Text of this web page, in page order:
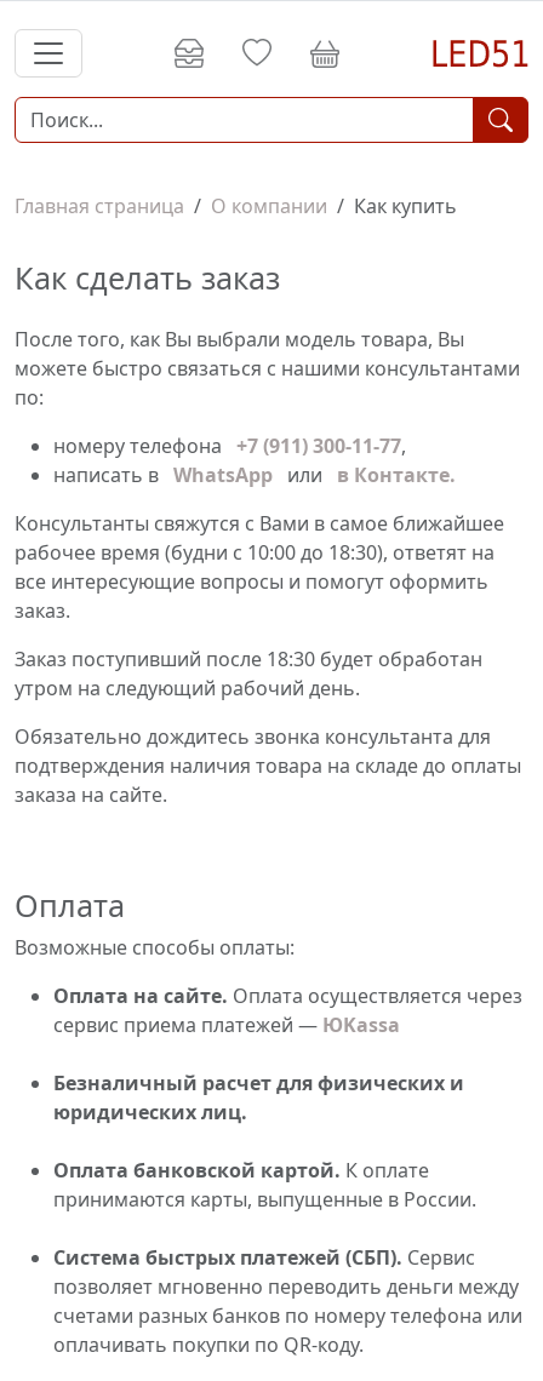
Главная страница О компании Как купить
Как сделать заказ
После того, как Вы выбрали модель товара, Вы
можете быстро связаться с нашими консультантами
по:
номеру телефона +7 (911) 300-11-77,
написать в WhatsApp или
в Контакте.
Консультанты свяжутся с Вами в самое ближайшее
рабочее время (будни с 10:00 до 18:30), ответят на
все интересующие вопросы и помогут оформить
заказ.
Заказ поступивший после 18:30 будет обработан
утром на следующий рабочий день.
Обязательно дождитесь звонка консультанта для
подтверждения наличия товара на складе до оплаты
заказа на сайте.
Оплата
Возможные способы оплаты:
Оплата на сайте. Оплата осуществляется через
сервис приема платежей — ЮKassa
Безналичный расчет для физических и
юридических лиц.
Оплата банковской картой. К оплате
принимаются карты, выпущенные в России.
Система быстрых платежей (СБП). Сервис
позволяет мгновенно переводить деньги между
счетами разных банков по номеру телефона или
оплачивать покупки по QR-коду.